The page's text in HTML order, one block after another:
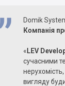
Domik
Компанія
« LEV
сучасними
вигляду